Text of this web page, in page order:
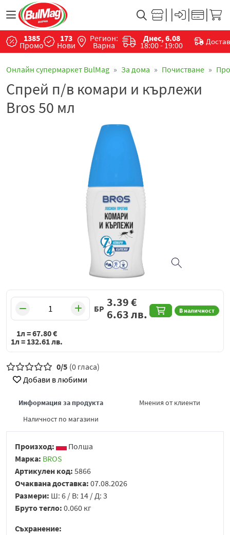
1385
Промо
173
Нови
Регион:
Варна
Днес, 6.08
18:00 - 19:00
Онлайн супермаркет BulMag За дома Почистване
Спрей п/в комари и кърлежи
Bros 50 мл
БР В наличност
3.39€
6.63лв.
1л =67.80€
1л = 132.61лв.
0/5 (0 гласа)
Добави в любими
Информация за продукта
Мнения от клиенти
Наличност по магазини
Произход:
Полша
Марка: BROS
Артикулен код: 5866
Очаквана доставка: 07.08.2026
Размери: Ш: 6 / В: 14 / Д: 3
Бруто тегло: 0.060 кг
Съхранение: